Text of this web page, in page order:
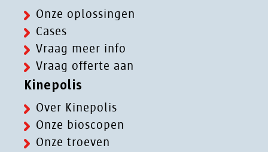
Onze oplossingen
Cases
Vraag meer info
Vraag offerte aan
Kinepolis
Over Kinepolis
Onze bioscopen
Onze troeven